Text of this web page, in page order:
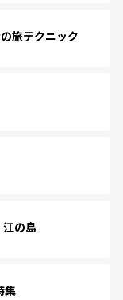
旅テクニック
江の島
集